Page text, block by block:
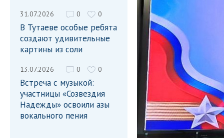
31.07.2026 0 0
В Тутаеве особые ребята
создают удивительные
картины из соли
13.07.2026 0 0
Встреча с музыкой:
участницы «Созвездия
Надежды» освоили азы
вокального пения